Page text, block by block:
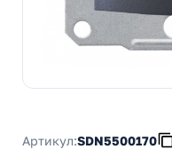
Артикул:SDN5500170